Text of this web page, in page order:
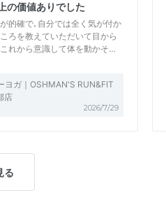
の価値ありでした
的確で､自分では全く気が付か
ろを教えていただいて目から
れから意識して体を動かそ…
ヨガ｜OSHMAN'S RUN&FIT
店
2026/7/29
る